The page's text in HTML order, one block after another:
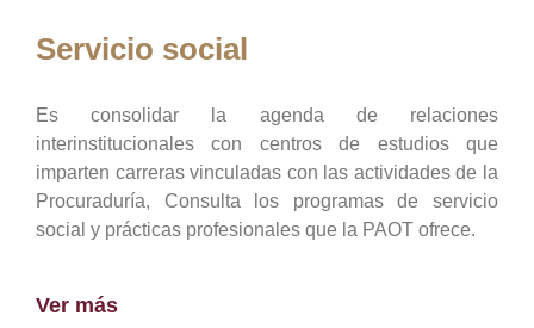
Servicio social
Es consolidar la agenda de relaciones
interinstitucionales con centros de estudios que
imparten carreras vinculadas con las actividades de la
Procuraduría, Consulta los programas de servicio
social y prácticas profesionales que la PAOT ofrece.
Ver más